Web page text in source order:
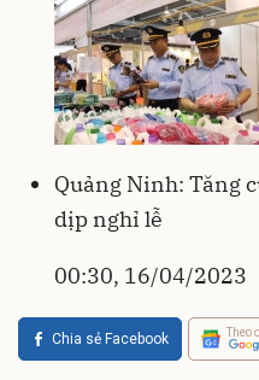
Quảng Ninh: Tăng
dịp nghỉ lễ
00:30, 16/04/2023
Chia sẻ Facebook Theo